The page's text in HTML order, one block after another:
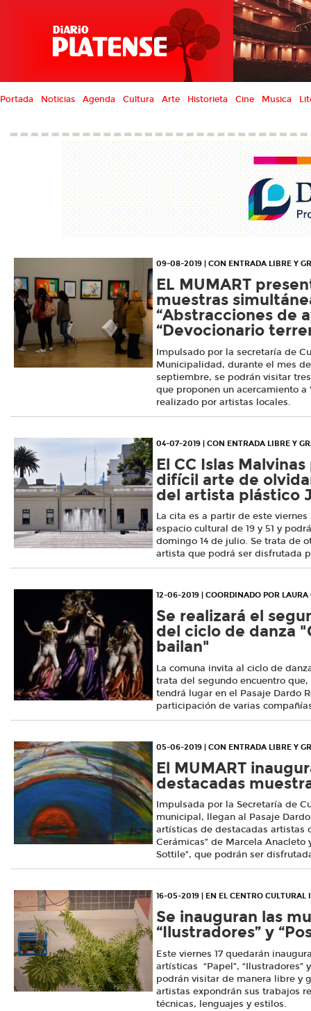
Portada Noticias Agenda Cultura Arte Historieta Cine Musica
09-08-2019 | CON ENTRADA LIBRE Y
EL MUMART
muestras
“Abstracciones de
“Devocionario
Impulsado por la secretaría de
Municipalidad, durante el mes
septiembre, se podrán visitar
que proponen un acercamiento a
realizado por artistas locales.
04-07-2019 | CON ENTRADA LIBRE Y
El CC Islas
difícil arte de
del artista plástico
La cita es a partir de este viernes
espacio cultural de 19 y 51 y
domingo 14 de julio. Se trata de
artista que podrá ser disfrutada
12-06-2019 | COORDINADO POR LAURA
Se realizará el
del ciclo de danza
bailan"
La comuna invita al ciclo de
trata del segundo encuentro
tendrá lugar en el Pasaje Dardo
participación de varias
05-06-2019 | CON ENTRADA LIBRE Y
El MUMART
destacadas
Impulsada por la Secretaría de
municipal, llegan al Pasaje
artísticas de destacadas artistas
Cerámicas” de Marcela Anacleto
Sottile”, que podrán ser
16-05-2019 | EN EL CENTRO CULTURAL
Se inauguran las
“Ilustradores” y
Este viernes 17 quedarán
artísticas “Papel”, “Ilustradores”
podrán visitar de manera libre y
artistas expondrán sus trabajos
técnicas, lenguajes y estilos.